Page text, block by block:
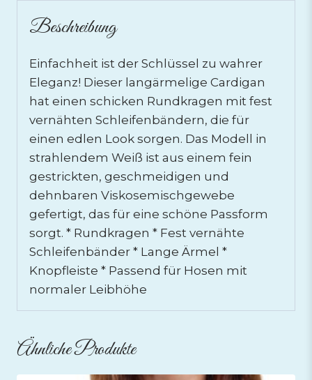
Beschreibung
Einfachheit ist der Schlüssel zu wahrer
Eleganz! Dieser langärmelige Cardigan
hat einen schicken Rundkragen mit fest
vernähten Schleifenbändern, die für
einen edlen Look sorgen. Das Modell in
strahlendem Weiß ist aus einem fein
gestrickten, geschmeidigen und
dehnbaren Viskosemischgewebe
gefertigt, das für eine schöne Passform
sorgt. * Rundkragen * Fest vernähte
Schleifenbänder * Lange Ärmel *
Knopfleiste * Passend für Hosen mit
normaler Leibhöhe
Ähnliche Produkte